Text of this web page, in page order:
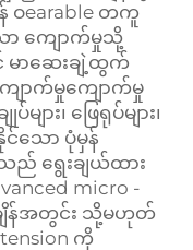
ဝearable တကူ
ကျောက်မှုသို့
မာဆေးချဲ့ထွက်
ောက်မှုကျောက်မှု
ား၊ ဖြေရုပ်များ၊
ော ပုံမှန်
သည် ရွေးချယ်ထား
micro -
ျိန်အတွင်း သို့မဟုတ်
ကို